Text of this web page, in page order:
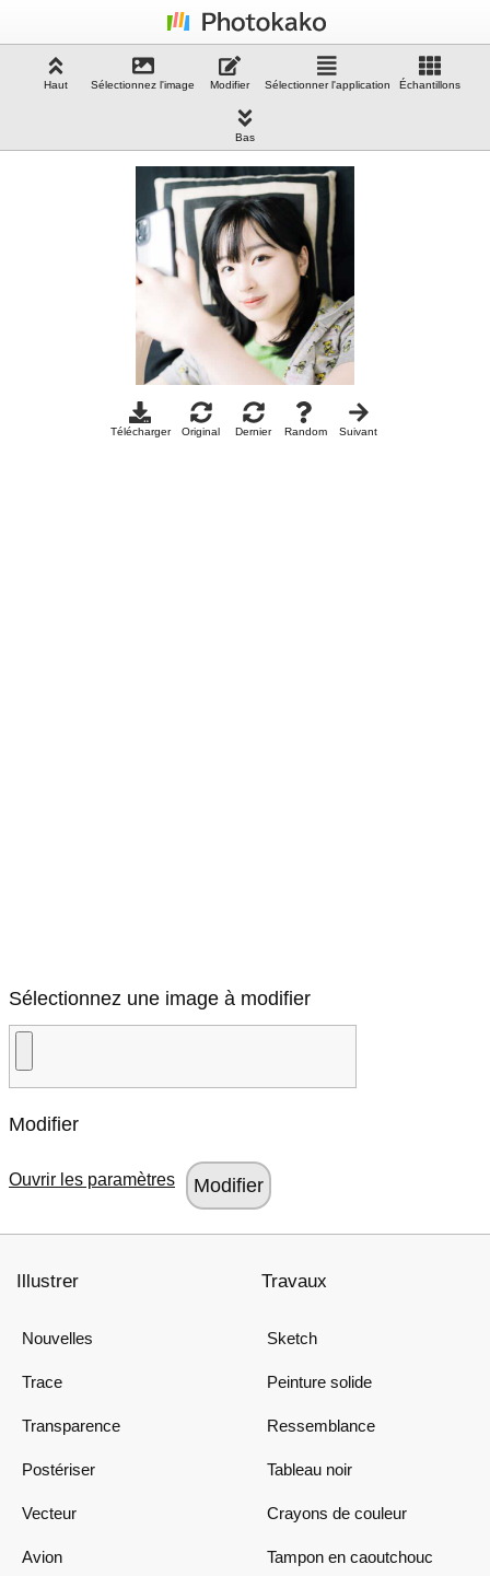
Haut Sélectionnez l'image Modifier Sélectionner l'application Échantillons
Bas
Télécharger Original Dernier Random Suivant
Sélectionnez une image à modifier
Modifier
Ouvrir les paramètres
Illustrer
Nouvelles
Trace
Transparence
Postériser
Vecteur
Avion
Travaux
Sketch
Peinture solide
Ressemblance
Tableau noir
Crayons de couleur
Tampon en caoutchouc